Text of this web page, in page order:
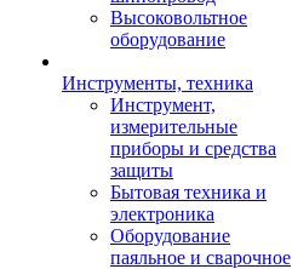
Высоковольтное
оборудование
Инструменты, техника
Инструмент,
измерительные
приборы и средства
защиты
Бытовая техника и
электроника
Оборудование
паяльное и сварочное